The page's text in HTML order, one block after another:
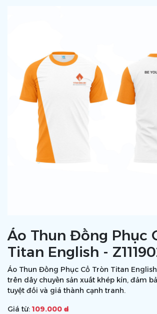
Áo Thun Đồng Phục
Titan English -
Áo Thun Đồng Phục Cổ Tròn Titan
trên dây chuyền sản xuất khép kín, đảm
tuyệt đối và giá thành cạnh tranh.
Giá từ: 109.000 ₫